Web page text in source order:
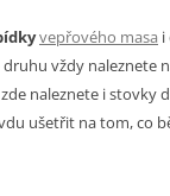
vepřového masa i
vždy naleznete
naleznete i stovky
ušetřit na tom, co